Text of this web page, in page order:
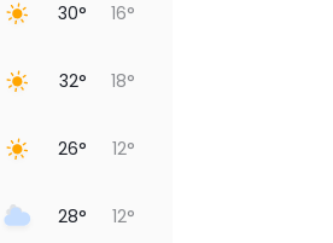
30° 16°
32° 18°
26° 12°
28° 12°